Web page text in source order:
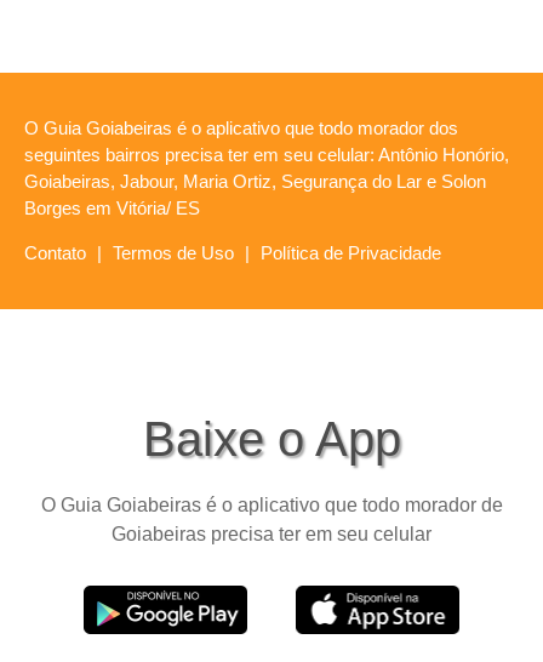
O Guia Goiabeiras é o aplicativo que todo morador dos
seguintes bairros precisa ter em seu celular: Antônio Honório,
Goiabeiras, Jabour, Maria Ortiz, Segurança do Lar e Solon
Borges em Vitória/ ES
Contato | Termos de Uso | Política de Privacidade
Baixe o App
O Guia Goiabeiras é o aplicativo que todo morador de
Goiabeiras precisa ter em seu celular